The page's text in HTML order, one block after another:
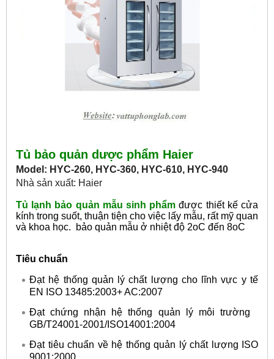
Tủ bảo quản dược phẩm Haier
Model: HYC-260, HYC-360, HYC-610, HYC-940
Nhà sản xuất: Haier
Tủ lạnh bảo quản mẫu sinh phẩm được thiết kế cửa
kính trong suốt, thuận tiện cho việc lấy mẫu, rất mỹ quan
và khoa học. bảo quản mẫu ở nhiệt độ 2oC đến 8oC
Tiêu chuẩn
Đạt hệ thống quản lý chất lượng cho lĩnh vực y tế
EN ISO 13485:2003+ AC:2007
Đạt chứng nhận hệ thống quản lý môi trường
GB/T24001-2001/ISO14001:2004
Đạt tiêu chuẩn về hệ thống quản lý chất lượng ISO
9001:2000